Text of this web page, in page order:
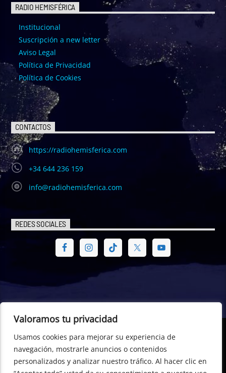
Valoramos tu privacidad
Usamos cookies para mejorar su experiencia de
navegación, mostrarle anuncios o contenidos
personalizados y analizar nuestro tráfico. Al hacer clic en
RADIO HEMISFÉRICA
Institucional
Suscripción a new letter
Aviso Legal
Política de Privacidad
Política de Cookies
CONTACTOS
https://radiohemisferica.com
+34 644 236 159
info@radiohemisferica.com
REDES SOCIALES
© Radio Hemisférica. Project of - Euro-American Committee of
Digital Law – CEA Digital Law, CTR- 698529, Dublin (Republic of
Ireland) +353 196 01 596